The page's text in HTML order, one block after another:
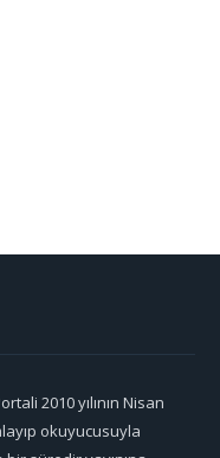
2010 yılının Nisan
okuyucusuyla